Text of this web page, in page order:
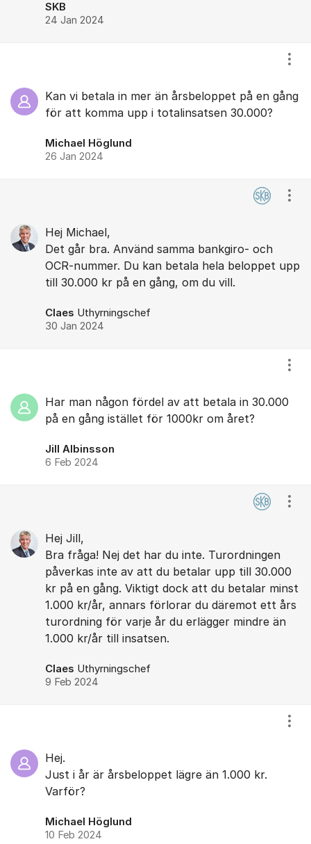
SKB
24 Jan 2024
Kan vi betala in mer än årsbeloppet på en gång
för att komma upp i totalinsatsen 30.000?
Michael Höglund
26 Jan 2024
Hej Michael,
Det går bra. Använd samma bankgiro- och
OCR-nummer. Du kan betala hela beloppet upp
till 30.000 kr på en gång, om du vill.
Claes Uthyrningschef
30 Jan 2024
Har man någon fördel av att betala in 30.000
på en gång istället för 1000kr om året?
Jill Albinsson
6 Feb 2024
Hej Jill,
Bra fråga! Nej det har du inte. Turordningen
påverkas inte av att du betalar upp till 30.000
kr på en gång. Viktigt dock att du betalar minst
1.000 kr/år, annars förlorar du däremot ett års
turordning för varje år du erlägger mindre än
1.000 kr/år till insatsen.
Claes Uthyrningschef
9 Feb 2024
Hej.
Just i år är årsbeloppet lägre än 1.000 kr.
Varför?
Michael Höglund
10 Feb 2024